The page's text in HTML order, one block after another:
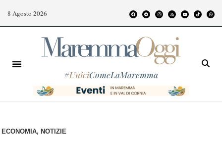
8 Agosto 2026
#UniciComeLaMaremma
ECONOMIA, NOTIZIE